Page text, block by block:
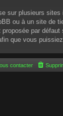
sur plusieurs
ou à un site de
par
que vous
contacter